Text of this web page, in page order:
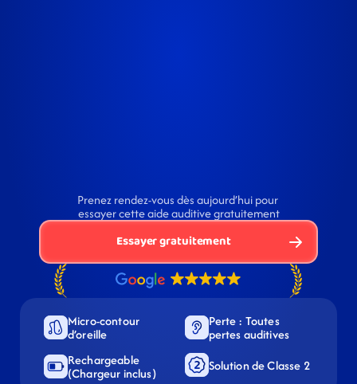
Prenez rendez-vous dès aujourd’hui pour
essayer cette aide auditive gratuitement
Essayer gratuitement
Micro-contour
d’oreille
Perte : Toutes
pertes auditives
Rechargeable
(Chargeur inclus)
Solution de Classe 2